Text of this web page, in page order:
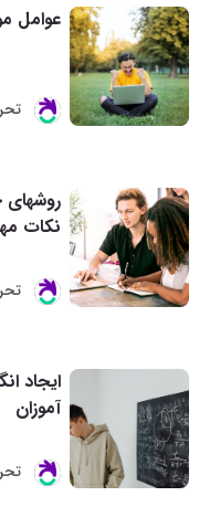
عوامل
روشهای
نکات
ایجاد
آموزان